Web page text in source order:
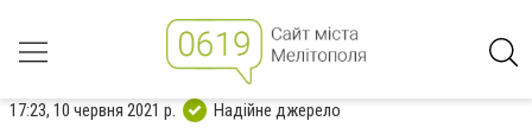
17:23, 10 червня 2021 р. Надійне джерело